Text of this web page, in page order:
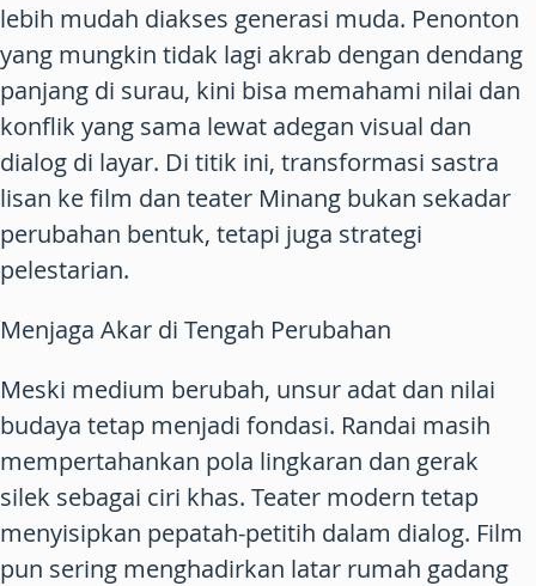
lebih mudah diakses generasi muda. Penonton
yang mungkin tidak lagi akrab dengan dendang
panjang di surau, kini bisa memahami nilai dan
konflik yang sama lewat adegan visual dan
dialog di layar. Di titik ini, transformasi sastra
lisan ke film dan teater Minang bukan sekadar
perubahan bentuk, tetapi juga strategi
pelestarian.
Menjaga Akar di Tengah Perubahan
Meski medium berubah, unsur adat dan nilai
budaya tetap menjadi fondasi. Randai masih
mempertahankan pola lingkaran dan gerak
silek sebagai ciri khas. Teater modern tetap
menyisipkan pepatah-petitih dalam dialog. Film
pun sering menghadirkan latar rumah gadang